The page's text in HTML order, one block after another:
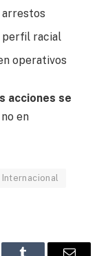
perfil racial
operativos
acciones se
no en
Internacional